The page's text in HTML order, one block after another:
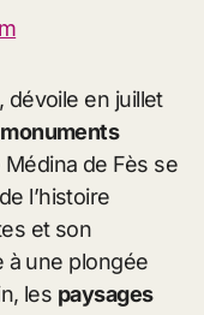
dévoile en juillet
monuments
de Fès se
l’histoire
et son
à une plongée
les paysages